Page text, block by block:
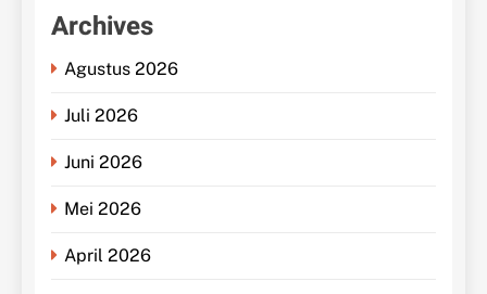
Archives
Agustus 2026
Juli 2026
Juni 2026
Mei 2026
April 2026